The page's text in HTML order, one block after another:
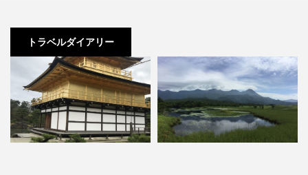
トラベルダイアリー